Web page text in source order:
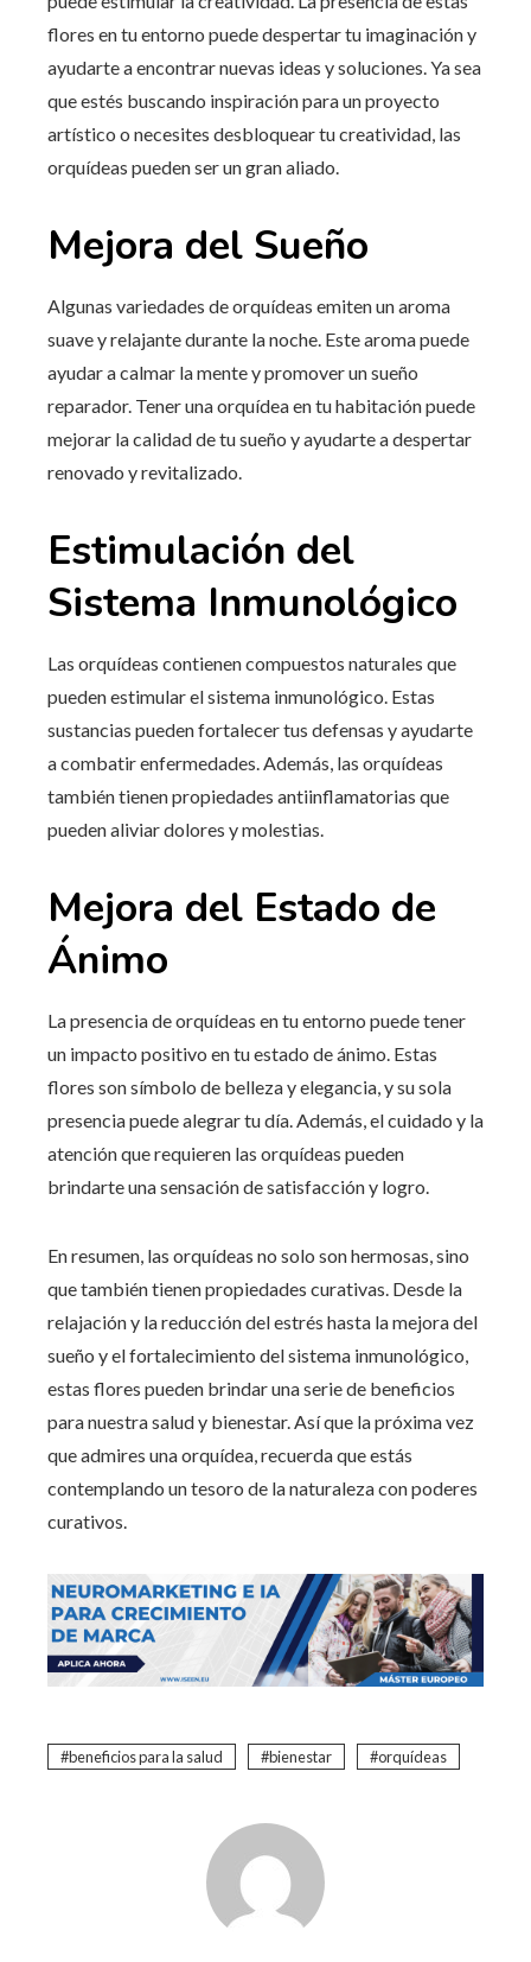
flores en tu entorno puede despertar tu imaginación y
ayudarte a encontrar nuevas ideas y soluciones. Ya sea
que estés buscando inspiración para un proyecto
artístico o necesites desbloquear tu creatividad, las
orquídeas pueden ser un gran aliado.
Mejora del Sueño
Algunas variedades de orquídeas emiten un aroma
suave y relajante durante la noche. Este aroma puede
ayudar a calmar la mente y promover un sueño
reparador. Tener una orquídea en tu habitación puede
mejorar la calidad de tu sueño y ayudarte a despertar
renovado y revitalizado.
Estimulación del
Sistema Inmunológico
Las orquídeas contienen compuestos naturales que
pueden estimular el sistema inmunológico. Estas
sustancias pueden fortalecer tus defensas y ayudarte
a combatir enfermedades. Además, las orquídeas
también tienen propiedades antiinflamatorias que
pueden aliviar dolores y molestias.
Mejora del Estado de
Ánimo
La presencia de orquídeas en tu entorno puede tener
un impacto positivo en tu estado de ánimo. Estas
flores son símbolo de belleza y elegancia, y su sola
presencia puede alegrar tu día. Además, el cuidado y la
atención que requieren las orquídeas pueden
brindarte una sensación de satisfacción y logro.
En resumen, las orquídeas no solo son hermosas, sino
que también tienen propiedades curativas. Desde la
relajación y la reducción del estrés hasta la mejora del
sueño y el fortalecimiento del sistema inmunológico,
estas flores pueden brindar una serie de beneficios
para nuestra salud y bienestar. Así que la próxima vez
que admires una orquídea, recuerda que estás
contemplando un tesoro de la naturaleza con poderes
curativos.
beneficios para la salud bienestar orquídeas